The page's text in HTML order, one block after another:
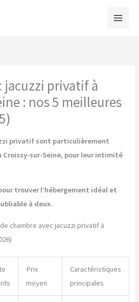
jacuzzi privatif à
: nos 5 meilleures
privatif sont particulièrement
Croissy-sur-Seine, pour leur intimité
trouver l’hébergement idéal et
à deux.
chambre avec jacuzzi privatif à
Prix
moyen
Caractéristiques
principales